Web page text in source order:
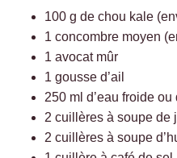
100 g de chou kale
1 concombre moyen
1 avocat mûr
1 gousse d’ail
250 ml d’eau froide
2 cuillères à soupe de
2 cuillères à soupe